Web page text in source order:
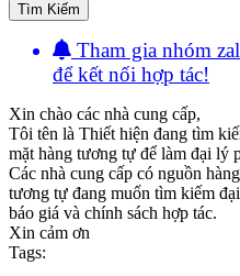
Tìm Kiếm
Tham gia nhóm
để kết nối hợp tác!
Xin chào các nhà cung cấp,
Tôi tên là Thiết hiện đang tìm
mặt hàng tương tự để làm đại lý
Các nhà cung cấp có nguồn
tương tự đang muốn tìm kiếm
báo giá và chính sách hợp tác.
Xin cảm ơn
Tags: